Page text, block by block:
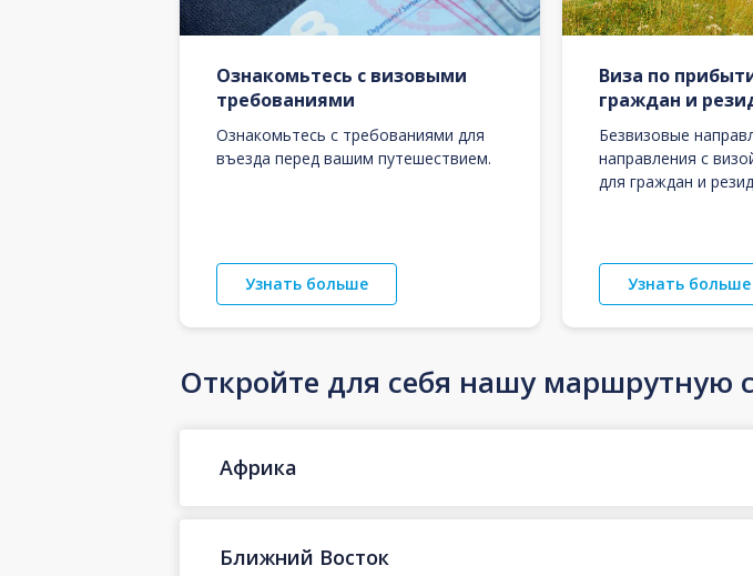
Ознакомьтесь с визовыми
требованиями
Ознакомьтесь с требованиями для
въезда перед вашим путешествием.
Узнать больше
Виза по
граждан и
Безвизовые
направления с
для граждан и
Узнать больше
Откройте для себя нашу маршрутную
Африка
Ближний Восток